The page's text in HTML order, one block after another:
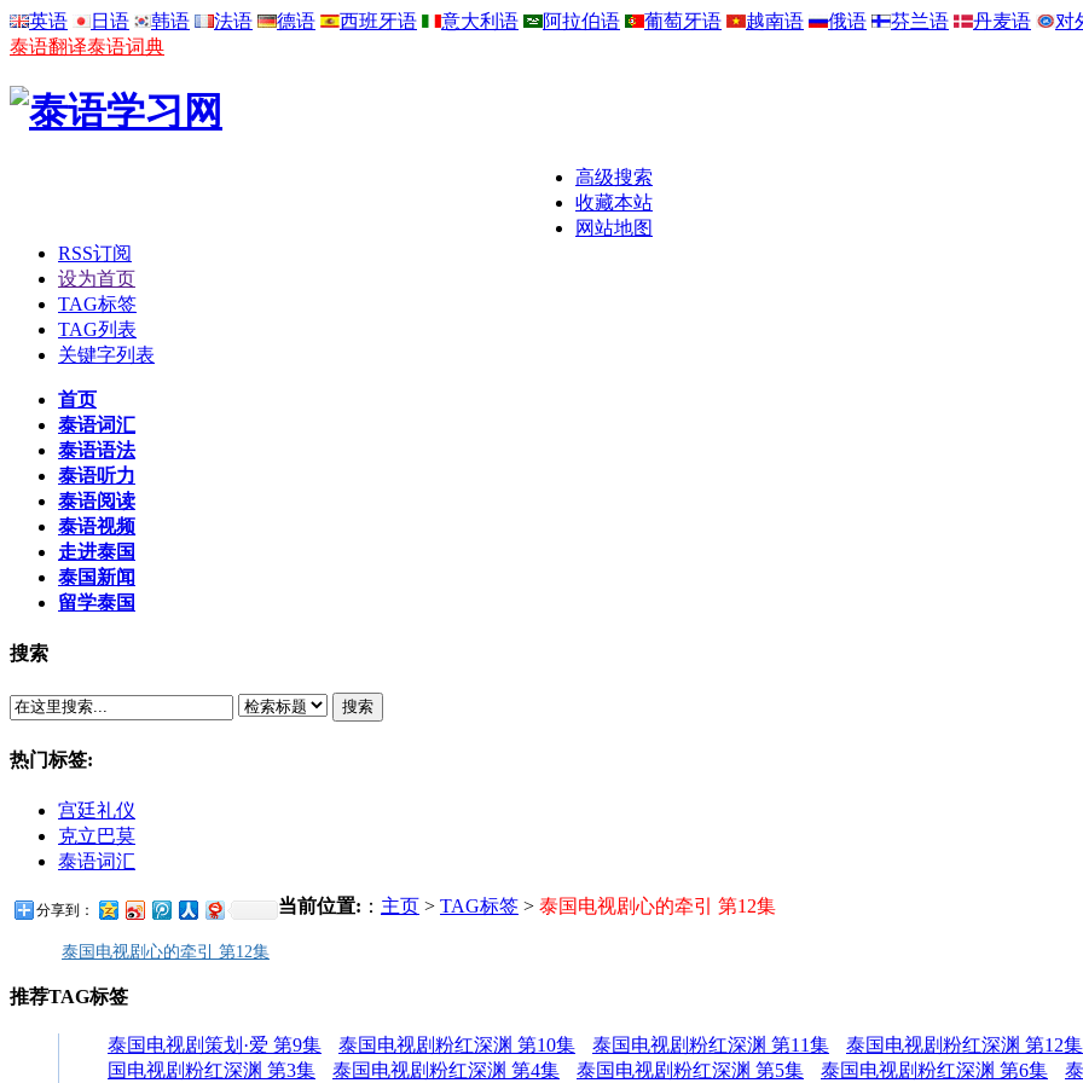
英语 日语 韩语 法语 德语 西班牙语 意大利语 阿拉伯语 葡萄牙语 越南语 俄语 芬兰语 丹麦语
对
泰语翻译泰语词典
高级搜索
收藏本站
网站地图
RSS订阅
设为首页
TAG标签
TAG列表
关键字列表
首页
泰语词汇
泰语语法
泰语听力
泰语阅读
泰语视频
走进泰国
泰国新闻
留学泰国
搜索
搜索
热门标签:
宫廷礼仪
克立巴莫
泰语词汇
分享到： 当前位置: ： 主页 > TAG标签 > 泰国电视剧心的牵引 第12集
泰国电视剧心的牵引 第12集
推荐TAG标签
泰国电视剧策划·爱 第9集 泰国电视剧粉红深渊 第10集 泰国电视剧粉红深渊 第11集
泰国电视剧粉红深渊 第12集
国电视剧粉红深渊 第3集
泰国电视剧粉红深渊 第4集 泰国电视剧粉红深渊 第5集 泰国电视剧粉红深渊 第6集